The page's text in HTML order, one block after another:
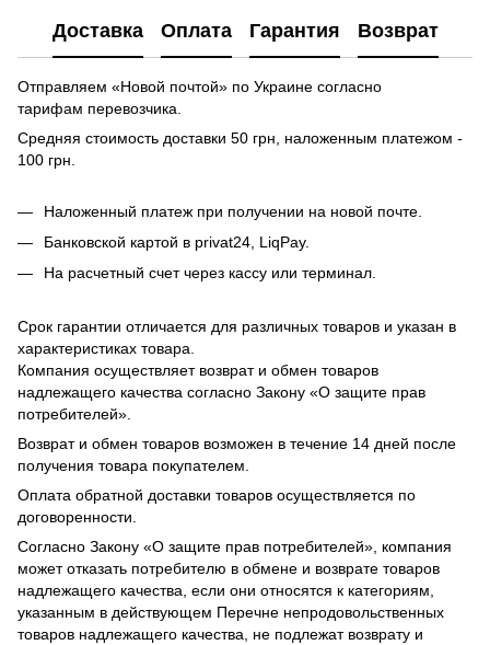
Доставка Оплата Гарантия Возврат
Отправляем «Новой почтой» по Украине согласно
тарифам перевозчика.
Средняя стоимость доставки 50 грн, наложенным платежом -
100 грн.
Наложенный платеж при получении на новой почте.
Банковской картой в privat24, LiqPay.
На расчетный счет через кассу или терминал.
Срок гарантии отличается для различных товаров и указан в
характеристиках товара.
Компания осуществляет возврат и обмен товаров
надлежащего качества согласно Закону «О защите прав
потребителей».
Возврат и обмен товаров возможен в течение 14 дней после
получения товара покупателем.
Оплата обратной доставки товаров осуществляется по
договоренности.
Согласно Закону «О защите прав потребителей», компания
может отказать потребителю в обмене и возврате товаров
надлежащего качества, если они относятся к категориям,
указанным в действующем Перечне непродовольственных
товаров надлежащего качества, не подлежат возврату и